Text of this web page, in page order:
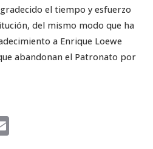
el tiempo y esfuerzo
del mismo modo que ha
a Enrique Loewe
abandonan el Patronato por